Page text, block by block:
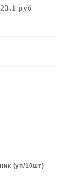
руб
(уп/10шт)